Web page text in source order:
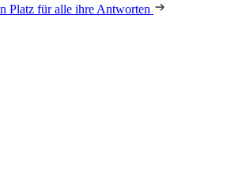
Platz für alle ihre Antworten